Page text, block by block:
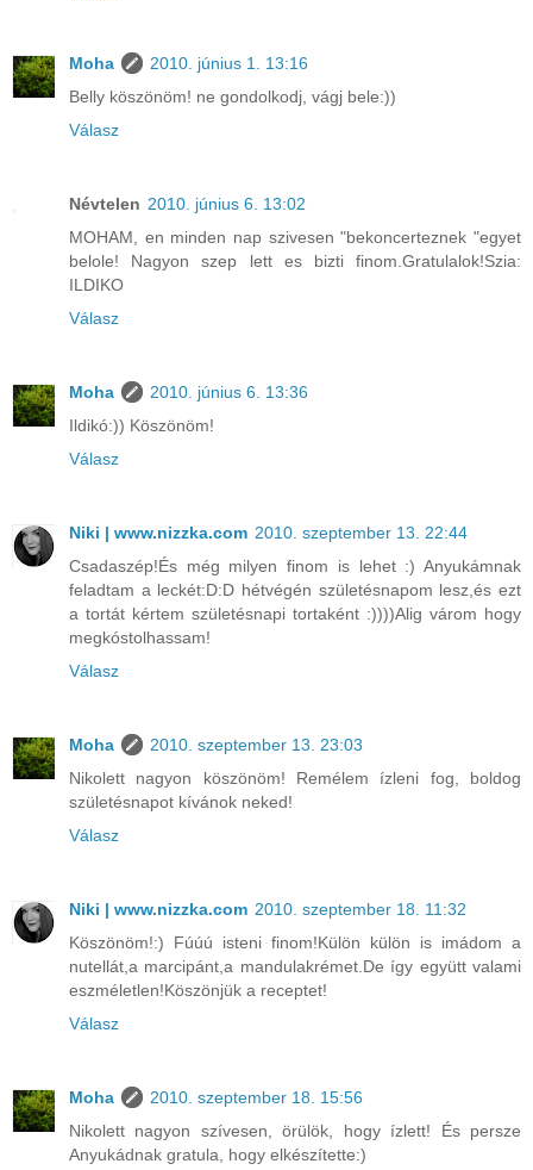
Moha
2010. június 1. 13:16
Belly köszönöm! ne gondolkodj, vágj bele:))
Válasz
Névtelen 2010. június 6. 13:02
MOHAM, en minden nap szivesen "bekoncerteznek "egyet
belole! Nagyon szep lett es bizti finom.Gratulalok!Szia:
ILDIKO
Válasz
Moha
2010. június 6. 13:36
Ildikó:)) Köszönöm!
Válasz
Niki | www.nizzka.com 2010. szeptember 13. 22:44
Csadaszép!És még milyen finom is lehet :) Anyukámnak
feladtam a leckét:D:D hétvégén születésnapom lesz,és ezt
a tortát kértem születésnapi tortaként :))))Alig várom hogy
megkóstolhassam!
Válasz
Moha
2010. szeptember 13. 23:03
Nikolett nagyon köszönöm! Remélem ízleni fog, boldog
születésnapot kívánok neked!
Válasz
Niki | www.nizzka.com 2010. szeptember 18. 11:32
Köszönöm!:) Fúúú isteni finom!Külön külön is imádom a
nutellát,a marcipánt,a mandulakrémet.De így együtt valami
eszméletlen!Köszönjük a receptet!
Válasz
Moha
2010. szeptember 18. 15:56
Nikolett nagyon szívesen, örülök, hogy ízlett! És persze
Anyukádnak gratula, hogy elkészítette:)